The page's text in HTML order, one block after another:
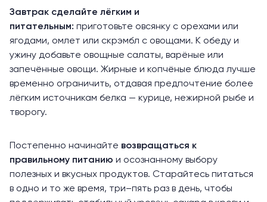
Завтрак сделайте лёгким и
питательным: приготовьте овсянку с орехами или
ягодами, омлет или скрэмбл с овощами. К обеду и
ужину добавьте овощные салаты, варёные или
запечённые овощи. Жирные и копчёные блюда лучше
временно ограничить, отдавая предпочтение более
лёгким источникам белка — курице, нежирной рыбе и
творогу.
Постепенно начинайте возвращаться к
правильному питанию и осознанному выбору
полезных и вкусных продуктов. Старайтесь питаться
в одно и то же время, три–пять раз в день, чтобы